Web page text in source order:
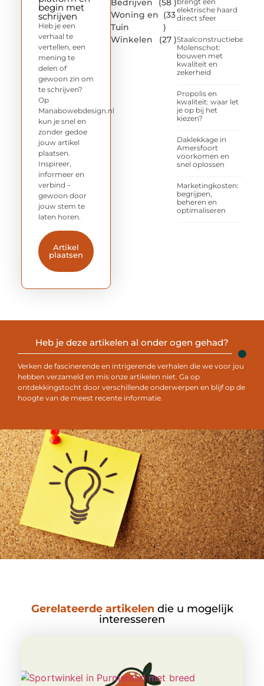
Bedrijven
(58 )
Woning en
Tuin
(33
)
Winkelen
(27 )
elektrische haard
direct sfeer
Staalconstructiebedrijf
Molenschot:
bouwen met
kwaliteit en
zekerheid
Propolis en
kwaliteit: waar let
je op bij het
kiezen?
Daklekkage in
Amersfoort
voorkomen en
snel oplossen
Marketingkosten:
begrijpen,
beheren en
optimaliseren
begin met
schrijven
Heb je een
verhaal te
vertellen, een
mening te
delen of
gewoon zin om
te schrijven?
Op
Manabowebdesign.nl
kun je snel en
zonder gedoe
jouw artikel
plaatsen.
Inspireer,
informeer en
verbind –
gewoon door
jouw stem te
laten horen.
Artikel
plaatsen
Heb je deze artikelen al onder ogen gehad?
Verken de fascinerende en intrigerende verhalen die we voor jou
hebben verzameld en mis onze artikelen niet. Ga op
ontdekkingstocht door verschillende onderwerpen en blijf op de
hoogte van de meest recente informatie.
Gerelateerde artikelendie u mogelijk
interesseren